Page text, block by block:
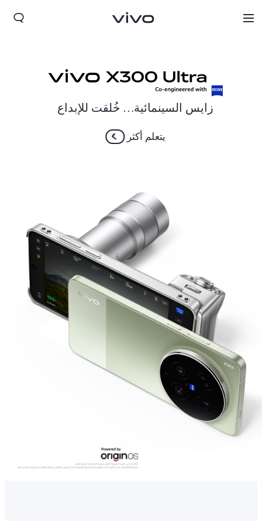
زايس السينمائية… خُلقت للإبداع
يتعلم أكثر